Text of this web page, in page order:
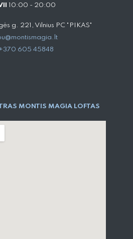
10:00 - 20:00
g. 221, Vilnius PC "PIKAS"
605 45848
MONTIS MAGIA LOFTAS